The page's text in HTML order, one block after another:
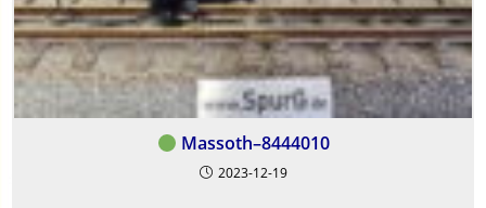
Massoth–8444010
2023-12-19